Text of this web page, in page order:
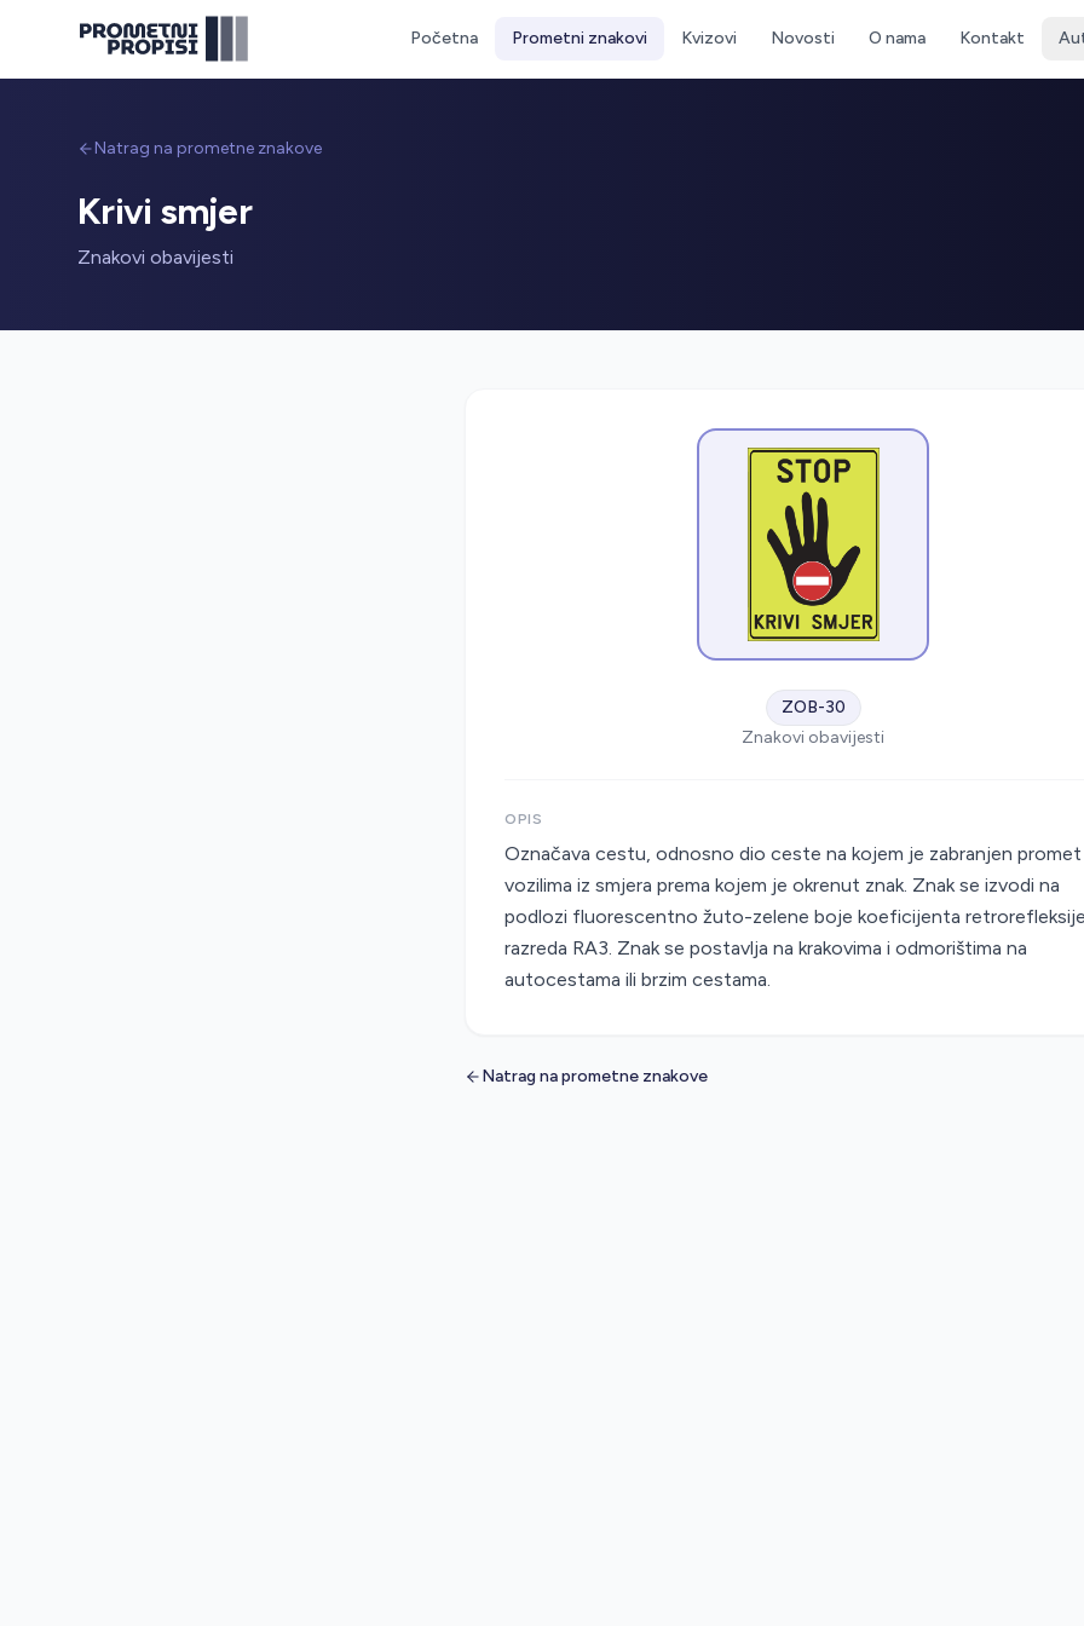
Početna Prometni znakovi Kvizovi Novosti O nama Kontakt
Natrag na prometne znakove
Krivi smjer
Znakovi obavijesti
ZOB-30
Znakovi obavijesti
OPIS
Označava cestu, odnosno dio ceste na kojem je zabranjen promet
vozilima iz smjera prema kojem je okrenut znak. Znak se izvodi na
podlozi fluorescentno žuto-zelene boje koeficijenta
razreda RA3. Znak se postavlja na krakovima i odmorištima na
autocestama ili brzim cestama.
Natrag na prometne znakove